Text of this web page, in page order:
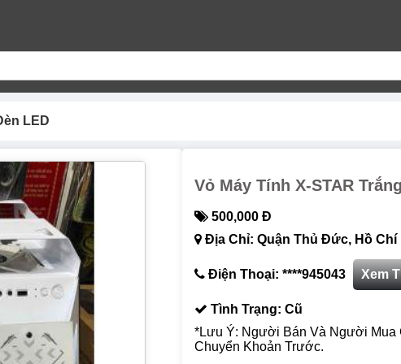
LED
Vỏ Máy Tính X-STAR
500,000 Đ
Địa Chỉ: Quận Thủ Đức, Hồ Chí
Điện Thoại: ****945043 Xem
Tình Trạng: Cũ
*Lưu Ý: Người Bán Và Người Mua
Chuyển Khoản Trước.